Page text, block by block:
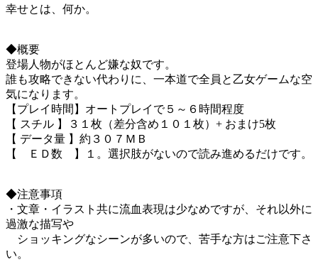
幸せとは、何か。
◆概要
登場人物がほとんど嫌な奴です。
誰も攻略できない代わりに、一本道で全員と乙女ゲームな空
気になります。
【プレイ時間】オートプレイで５～６時間程度
【 スチル 】３１枚（差分含め１０１枚）+ おまけ5枚
【 データ量 】約３０７ＭＢ
【 ＥＤ数 】１。選択肢がないので読み進めるだけです。
◆注意事項
・文章・イラスト共に流血表現は少なめですが、それ以外に
過激な描写や
ショッキングなシーンが多いので、苦手な方はご注意下さ
い。